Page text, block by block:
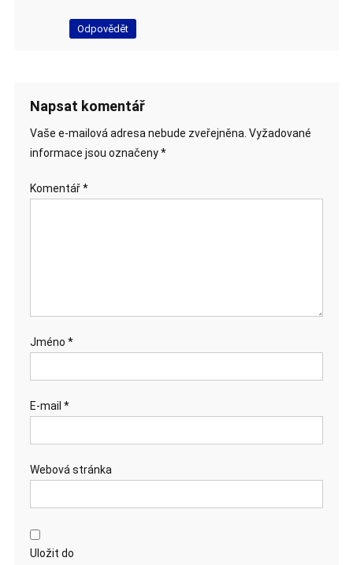
Odpovědět
Napsat komentář
Vaše e-mailová adresa nebude zveřejněna. Vyžadované
informace jsou označeny*
Komentář*
Jméno *
E-mail *
Webová stránka
Uložit do